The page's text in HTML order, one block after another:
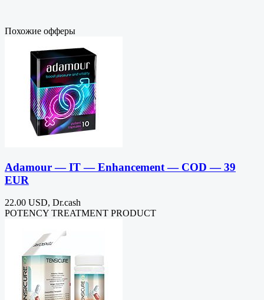
Похожие офферы
Adamour — IT — Enhancement — COD — 39
EUR
22.00 USD, Dr.cash
POTENCY TREATMENT PRODUCT